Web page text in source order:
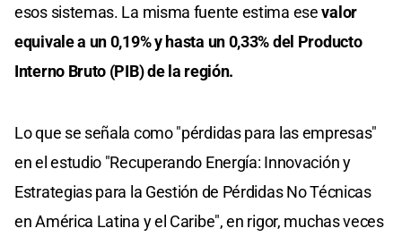
esos sistemas. La misma fuente estima esevalor
equivale a un 0,19% y hasta un 0,33% del Producto
Interno Bruto (PIB) de la región.
Lo que se señala como "pérdidas para las empresas"
en el estudio "Recuperando Energía: Innovación y
Estrategias para la Gestión de Pérdidas No Técnicas
en América Latina y el Caribe", en rigor, muchas veces